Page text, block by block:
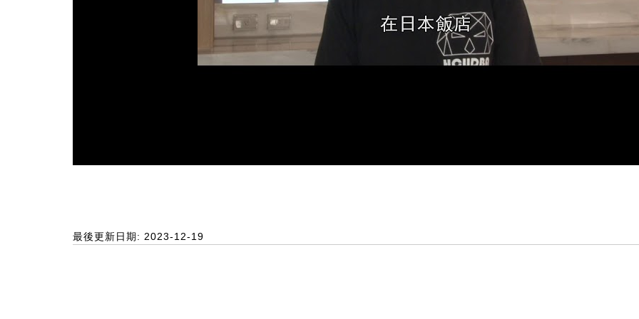
最後更新日期: 2023-12-19